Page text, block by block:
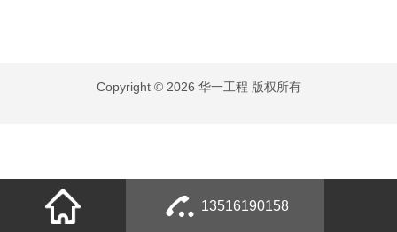
Copyright © 2026 华一工程 版权所有
13516190158